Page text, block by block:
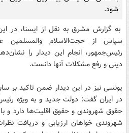
شود.
به گزارش مشرق به نقل از ایسنا، در
سپاس از حجت‌الاسلام والمسلمین
رئیس‌جمهور، انجام این دیدار را
دینی و رفع مشکلات آنها دانست.
یونسی نیز در این دیدار ضمن تاکید بر
در ایران گفت: دولت جدید و به ویژه
حقوق شهروندی و حقوق اقلیت‌ها دارد و
شهروندی خواهان ارزیابی و دریافت